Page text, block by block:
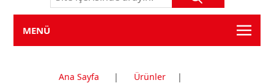
MENÜ
Ana Sayfa | Ürünler
|